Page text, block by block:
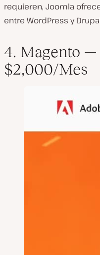
requieren, Joomla
entre WordPress y
4. Magento —
$2,000/Mes